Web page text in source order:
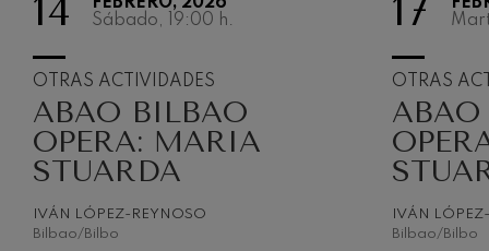
14
Sábado, 19:00 h.
OTRAS ACTIVIDADES
ABAO BILBAO
OPERA: MARIA
STUARDA
IVÁN LÓPEZ-REYNOSO
Bilbao/Bilbo
17
OTRAS
IVÁN
Bilbao/Bilbo
J. Brahms:
J. Brahms
J. C. Arriaga:
Joseph